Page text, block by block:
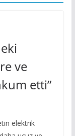
ve
etti”
elektrik